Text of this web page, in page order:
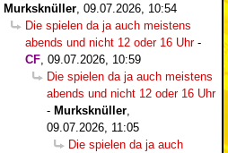
Murksknüller 09.07.2026, 10:54
Die spielen da ja auch meistens
abends und nicht 12 oder 16 Uhr-
CF 09.07.2026, 10:59
Die spielen da ja auch meistens
abends und nicht 12 oder 16 Uhr
- Murksknüller
09.07.2026, 11:05
Die spielen da ja auch